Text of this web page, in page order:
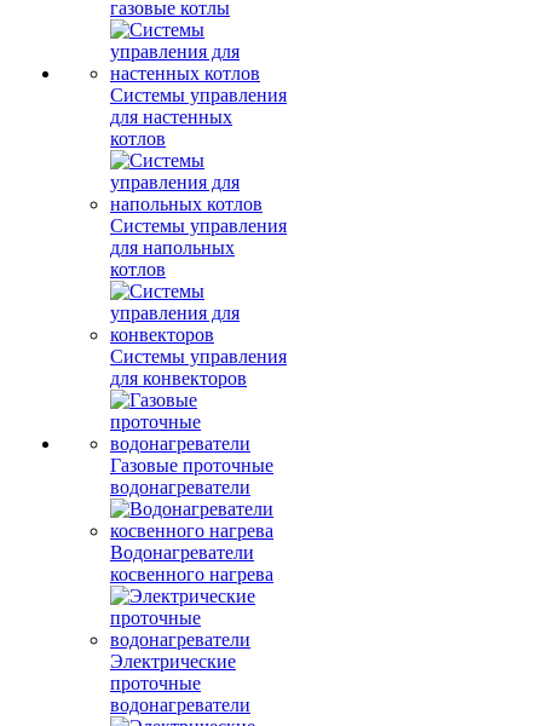
газовые котлы
Системы управления
для настенных
котлов
Системы управления
для напольных
котлов
Системы управления
для конвекторов
Газовые проточные
водонагреватели
Водонагреватели
косвенного нагрева
Электрические
проточные
водонагреватели